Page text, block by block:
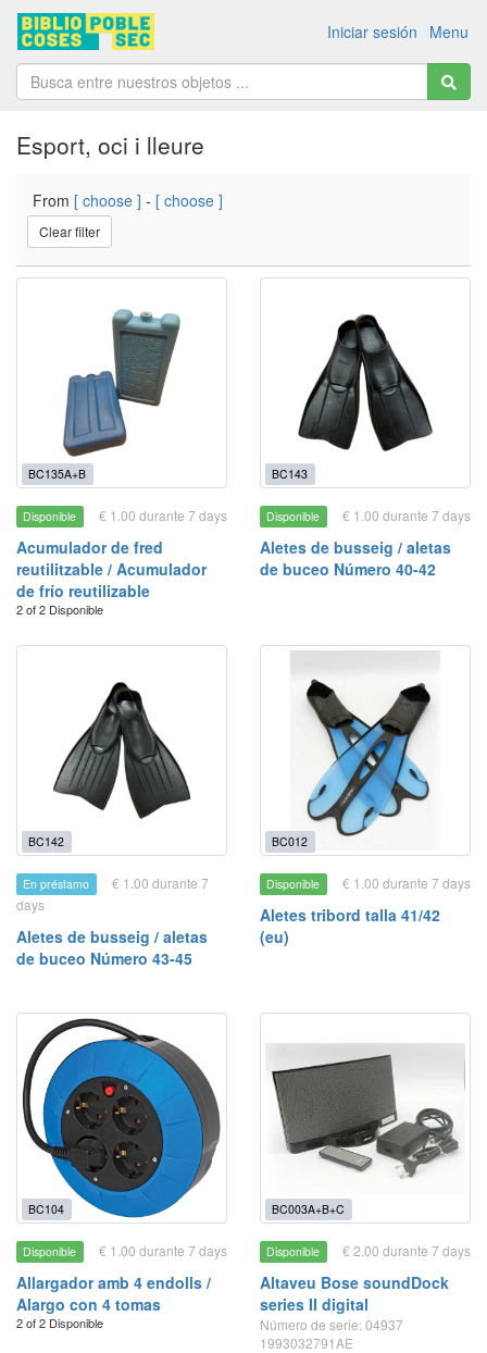
Menu
Iniciar sesión
Esport, oci i lleure
From [ choose ] - [ choose ]
Clear filter
BC135A+B
Disponible € 1.00 durante 7 days
Acumulador de fred
reutilitzable / Acumulador
de frío reutilizable
2 of 2 Disponible
BC143
Disponible € 1.00 durante 7 days
Aletes de busseig / aletas
de buceo Número 40-42
BC142
En préstamo
€ 1.00 durante 7
days
Aletes de busseig / aletas
de buceo Número 43-45
BC012
Disponible € 1.00 durante 7 days
Aletes tribord talla 41/42
(eu)
BC104
Disponible € 1.00 durante 7 days
Allargador amb 4 endolls /
Alargo con 4 tomas
2 of 2 Disponible
BC003A+B+C
Disponible € 2.00 durante 7 days
Altaveu Bose soundDock
series II digital
Número de serie: 04937
1993032791AE